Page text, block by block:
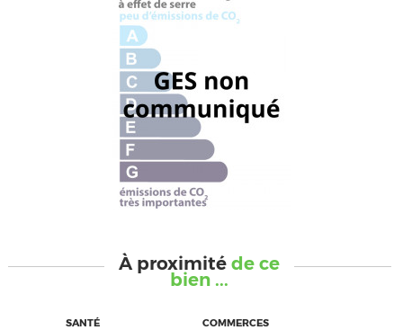
À proximitéde ce
bien ...
SANTÉ COMMERCES